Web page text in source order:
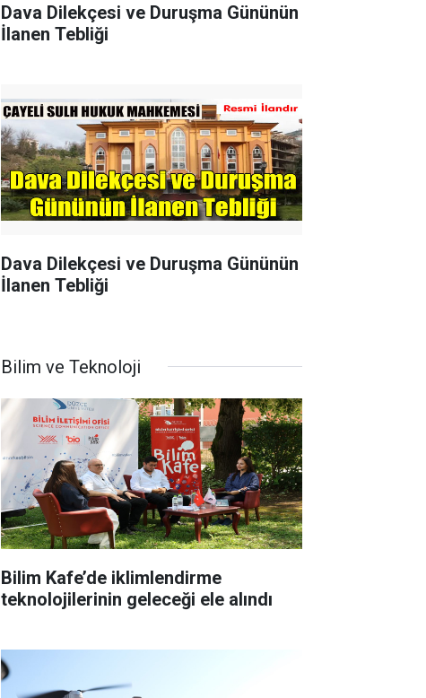
Dava Dilekçesi ve Duruşma Gününün
İlanen Tebliği
Dava Dilekçesi ve Duruşma Gününün
İlanen Tebliği
Bilim ve Teknoloji
Bilim Kafe’de iklimlendirme
teknolojilerinin geleceği ele alındı